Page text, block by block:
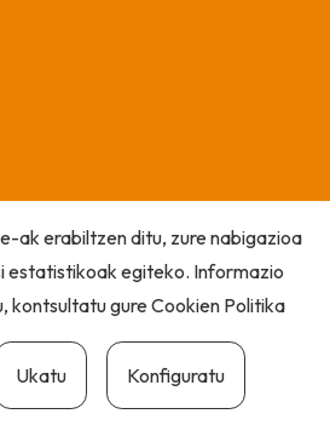
ak erabiltzen ditu, zure nabigazioa
estatistikoak egiteko. Informazio
kontsultatu gureCookien Politika
Ukatu Konfiguratu